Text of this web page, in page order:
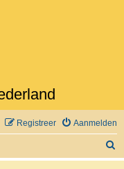
Aanmelden
Registreer
o